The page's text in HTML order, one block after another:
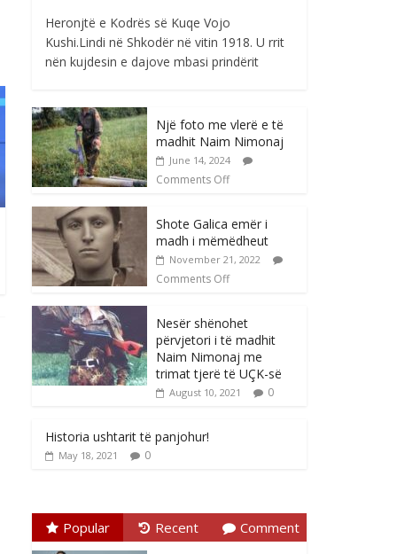
Heronjtë e Kodrës së Kuqe Vojo
Kushi.Lindi në Shkodër në vitin 1918. U rrit
nën kujdesin e dajove mbasi prindërit
Një foto me vlerë e të
madhit Naim Nimonaj
June 14, 2024
Comments Off
Shote Galica emër i
madh i mëmëdheut
November 21, 2022
Comments Off
Nesër shënohet
përvjetori i të madhit
Naim Nimonaj me
trimat tjerë të UÇK-së
August 10, 2021 0
Historia ushtarit të panjohur!
May 18, 2021 0
Popular Recent Comment